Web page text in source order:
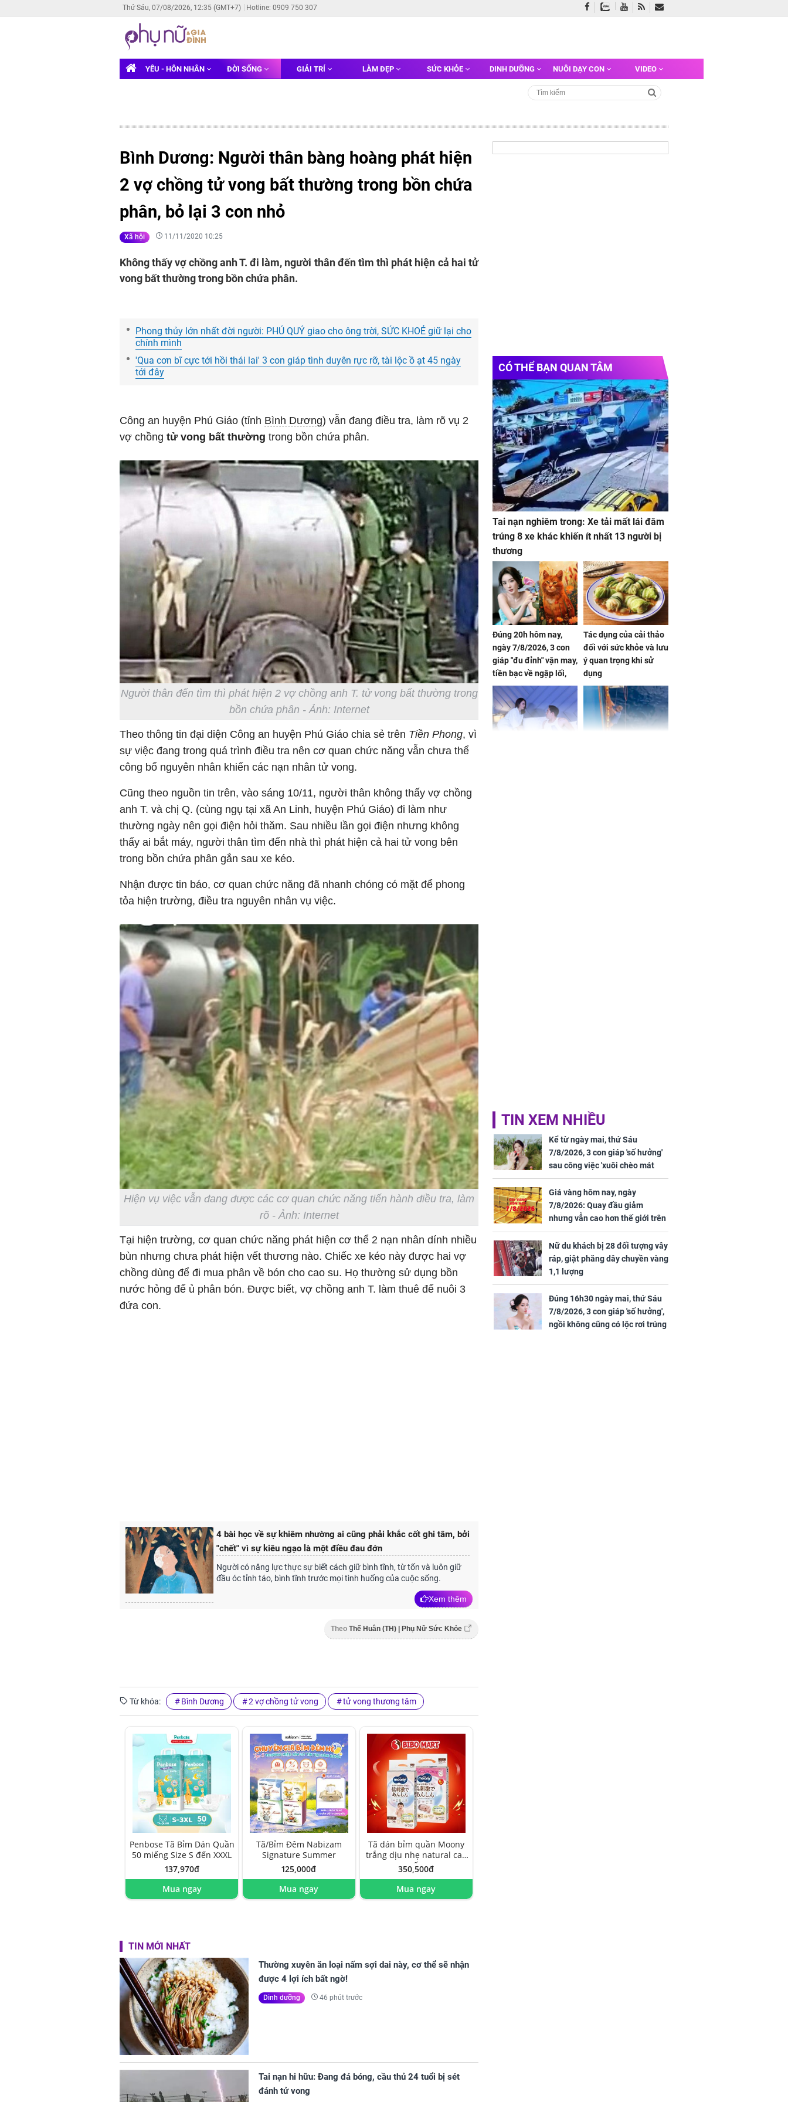
Thứ Sáu, 07/08/2026, 12:35 (GMT+7) Hotline: 0909 750 307
YÊU - HÔN NHÂN ĐỜI SỐNG GIẢI TRÍ LÀM ĐẸP SỨC KHỎE DINH DƯỠNG NUÔI DẠY CON VIDEO
Bình Dương: Người thân bàng hoàng phát hiện
2 vợ chồng tử vong bất thường trong bồn chứa
phân, bỏ lại 3 con nhỏ
Xã hội 11/11/2020 10:25
Không thấy vợ chồng anh T. đi làm, người thân đến tìm thì phát hiện cả hai tử
vong bất thường trong bồn chứa phân.
Phong thủy lớn nhất đời người: PHÚ QUÝ giao cho ông trời, SỨC KHOẺ giữ lại cho
chính mình
'Qua cơn bĩ cực tới hồi thái lai' 3 con giáp tình duyên rực rỡ, tài lộc ồ ạt 45 ngày
tới đây
Công an huyện Phú Giáo (tỉnh Bình Dương) vẫn đang điều tra, làm rõ vụ 2
vợ chồng tử vong bất thường trong bồn chứa phân.
Người thân đến tìm thì phát hiện 2 vợ chồng anh T. tử vong bất thường trong
bồn chứa phân - Ảnh: Internet
Theo thông tin đại diện Công an huyện Phú Giáo chia sẻ trên Tiền Phong, vì
sự việc đang trong quá trình điều tra nên cơ quan chức năng vẫn chưa thể
công bố nguyên nhân khiến các nạn nhân tử vong.
Cũng theo nguồn tin trên, vào sáng 10/11, người thân không thấy vợ chồng
anh T. và chị Q. (cùng ngụ tại xã An Linh, huyện Phú Giáo) đi làm như
thường ngày nên gọi điện hỏi thăm. Sau nhiều lần gọi điện nhưng không
thấy ai bắt máy, người thân tìm đến nhà thì phát hiện cả hai tử vong bên
trong bồn chứa phân gắn sau xe kéo.
Nhận được tin báo, cơ quan chức năng đã nhanh chóng có mặt để phong
tỏa hiện trường, điều tra nguyên nhân vụ việc.
Hiện vụ việc vẫn đang được các cơ quan chức năng tiến hành điều tra, làm
rõ - Ảnh: Internet
Tại hiện trường, cơ quan chức năng phát hiện cơ thể 2 nạn nhân dính nhiều
bùn nhưng chưa phát hiện vết thương nào. Chiếc xe kéo này được hai vợ
chồng dùng để đi mua phân về bón cho cao su. Họ thường sử dụng bồn
nước hỏng để ủ phân bón. Được biết, vợ chồng anh T. làm thuê để nuôi 3
đứa con.
4 bài học về sự khiêm nhường ai cũng phải khắc cốt ghi tâm, bởi
"chết" vì sự kiêu ngạo là một điều đau đớn
Người có năng lực thực sự biết cách giữ bình tĩnh, từ tốn và luôn giữ
đầu óc tỉnh táo, bình tĩnh trước mọi tình huống của cuộc sống.
Xem thêm
Theo Thế Huân (TH) | Phụ Nữ Sức Khỏe
Từ khóa: Bình Dương 2 vợ chồng tử vong tử vong thương tâm
Penbose Tã Bỉm Dán Quần
50 miếng Size S đến XXXL
137,970đ
Mua ngay
Tã/Bỉm Đêm Nabizam
Signature Summer
125,000đ
Mua ngay
Tã dán bỉm quần Moony
trắng dịu nhẹ natural cao
cấp
350,500đ
Mua ngay
TIN MỚI NHẤT
Thường xuyên ăn loại nấm sợi dai này, cơ thể sẽ nhận
được 4 lợi ích bất ngờ!
Dinh dưỡng 46 phút trước
Tai nạn hi hữu: Đang đá bóng, cầu thủ 24 tuổi bị sét
đánh tử vong
CÓ THỂ BẠN QUAN TÂM
Tai nạn nghiêm trong: Xe tải mất lái đâm
trúng 8 xe khác khiến ít nhất 13 người bị
thương
Đúng 20h hôm nay,
ngày 7/8/2026, 3 con
giáp "đu đỉnh" vận may,
tiền bạc về ngập lối,
đón lộc ấm no, tình
tiền viên mãn
Tác dụng của cải thảo
đối với sức khỏe và lưu
ý quan trọng khi sử
dụng
TIN XEM NHIỀU
Kể từ ngày mai, thứ Sáu
7/8/2026, 3 con giáp 'số hưởng'
sau công việc 'xuôi chèo mát
mái', tiền tài 'thu về như nước',
tình duyên viên mãn
Giá vàng hôm nay, ngày
7/8/2026: Quay đầu giảm
nhưng vẫn cao hơn thế giới trên
7 triệu đồng
Nữ du khách bị 28 đối tượng vây
ráp, giật phăng dây chuyền vàng
1,1 lượng
Đúng 16h30 ngày mai, thứ Sáu
7/8/2026, 3 con giáp 'số hưởng',
ngồi không cũng có lộc rơi trúng